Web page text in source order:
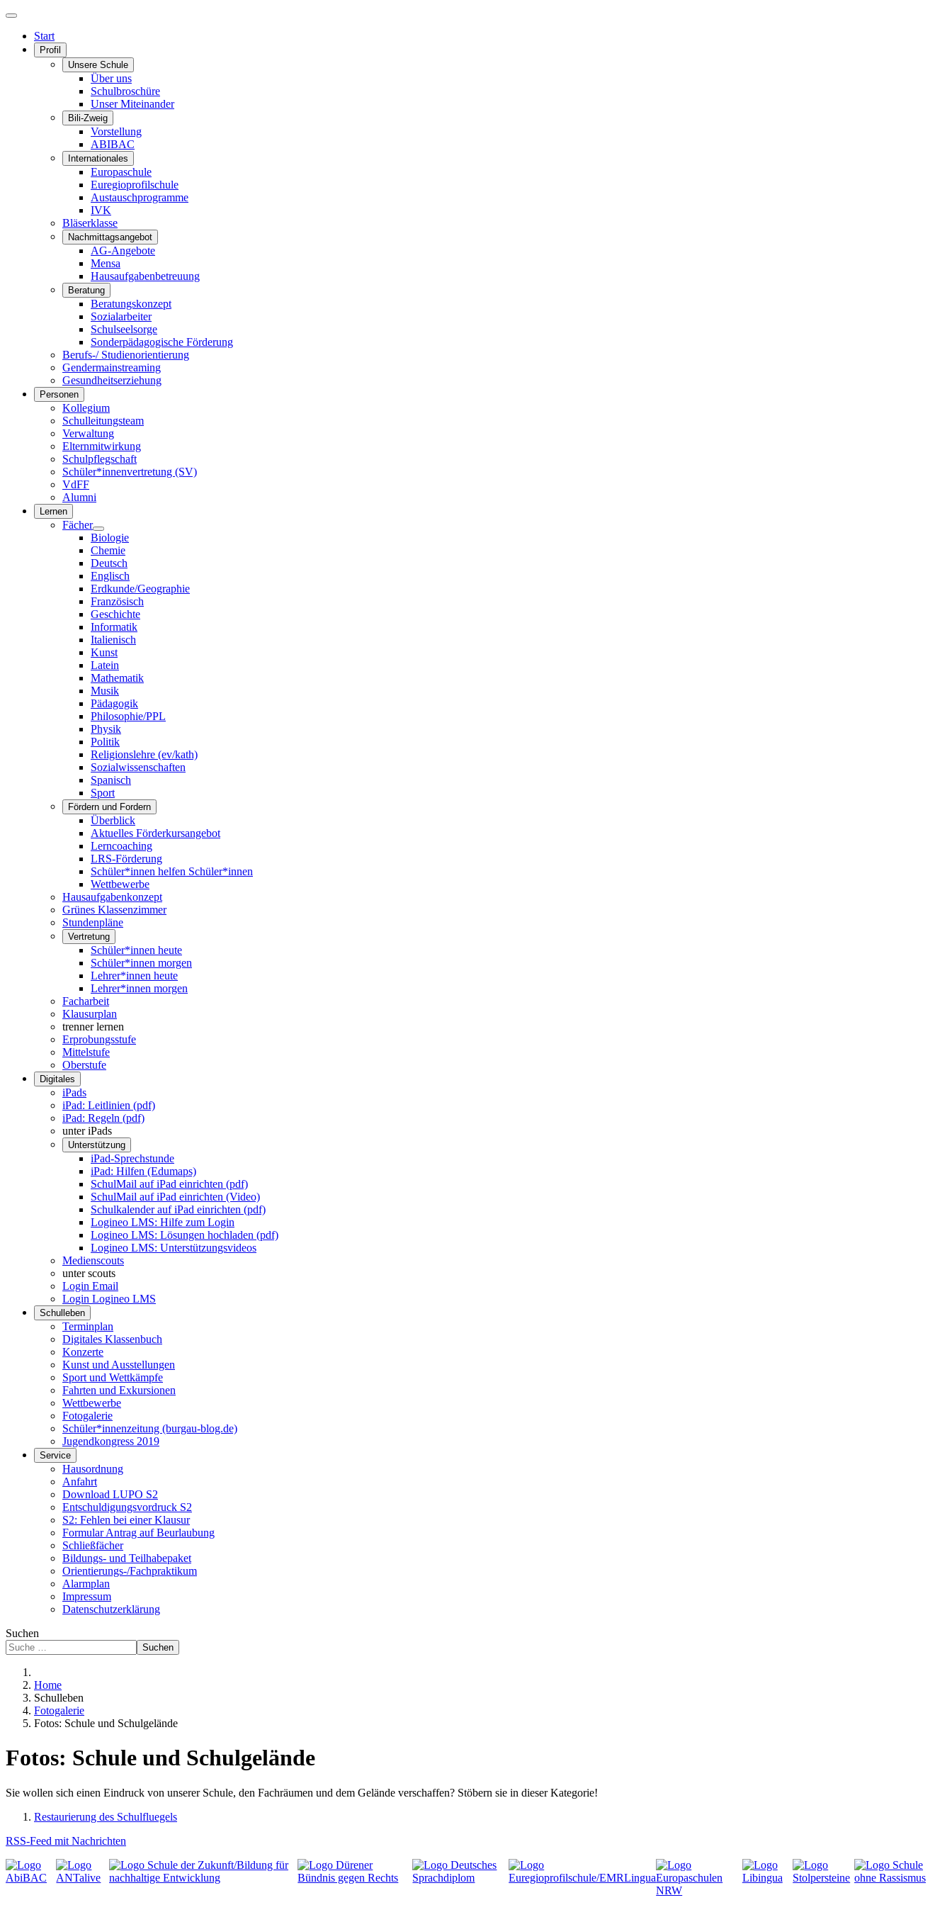
Start
Profil
Unsere Schule
Über uns
Schulbroschüre
Unser Miteinander
Bili-Zweig
Vorstellung
ABIBAC
Internationales
Europaschule
Euregioprofilschule
Austauschprogramme
IVK
Bläserklasse
Nachmittagsangebot
AG-Angebote
Mensa
Hausaufgabenbetreuung
Beratung
Beratungskonzept
Sozialarbeiter
Schulseelsorge
Sonderpädagogische Förderung
Berufs-/ Studienorientierung
Gendermainstreaming
Gesundheitserziehung
Personen
Kollegium
Schulleitungsteam
Verwaltung
Elternmitwirkung
Schulpflegschaft
Schüler*innenvertretung (SV)
VdFF
Alumni
Lernen
Fächer
Biologie
Chemie
Deutsch
Englisch
Erdkunde/Geographie
Französisch
Geschichte
Informatik
Italienisch
Kunst
Latein
Mathematik
Musik
Pädagogik
Philosophie/PPL
Physik
Politik
Religionslehre (ev/kath)
Sozialwissenschaften
Spanisch
Sport
Fördern und Fordern
Überblick
Aktuelles Förderkursangebot
Lerncoaching
LRS-Förderung
Schüler*innen helfen Schüler*innen
Wettbewerbe
Hausaufgabenkonzept
Grünes Klassenzimmer
Stundenpläne
Vertretung
Schüler*innen heute
Schüler*innen morgen
Lehrer*innen heute
Lehrer*innen morgen
Facharbeit
Klausurplan
trenner lernen
Erprobungsstufe
Mittelstufe
Oberstufe
Digitales
iPads
iPad: Leitlinien (pdf)
iPad: Regeln (pdf)
unter iPads
Unterstützung
iPad-Sprechstunde
iPad: Hilfen (Edumaps)
SchulMail auf iPad einrichten (pdf)
SchulMail auf iPad einrichten (Video)
Schulkalender auf iPad einrichten (pdf)
Logineo LMS: Hilfe zum Login
Logineo LMS: Lösungen hochladen (pdf)
Logineo LMS: Unterstützungsvideos
Medienscouts
unter scouts
Login Email
Login Logineo LMS
Schulleben
Terminplan
Digitales Klassenbuch
Konzerte
Kunst und Ausstellungen
Sport und Wettkämpfe
Fahrten und Exkursionen
Wettbewerbe
Fotogalerie
Schüler*innenzeitung (burgau-blog.de)
Jugendkongress 2019
Service
Hausordnung
Anfahrt
Download LUPO S2
Entschuldigungsvordruck S2
S2: Fehlen bei einer Klausur
Formular Antrag auf Beurlaubung
Schließfächer
Bildungs- und Teilhabepaket
Orientierungs-/Fachpraktikum
Alarmplan
Impressum
Datenschutzerklärung
Suchen
Suchen
Home
Schulleben
Fotogalerie
Fotos: Schule und Schulgelände
Fotos: Schule und Schulgelände
Sie wollen sich einen Eindruck von unserer Schule, den Fachräumen und dem Gelände verschaffen? Stöbern sie in dieser Kategorie!
Restaurierung des Schulfluegels
RSS-Feed mit Nachrichten